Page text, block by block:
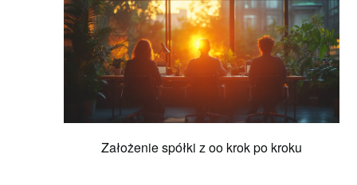
Założenie spółki z oo krok po kroku